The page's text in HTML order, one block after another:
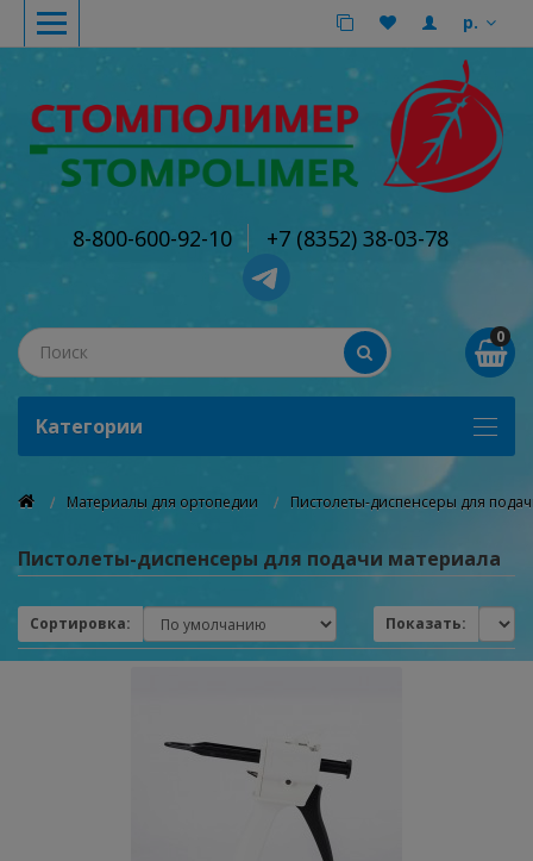
р.
8-800-600-92-10 +7 (8352) 38-03-78
0
Kатегории
Материалы для ортопедии Пистолеты-диспенсеры для
Пистолеты-диспенсеры для подачи материала
Сортировка: Показать: